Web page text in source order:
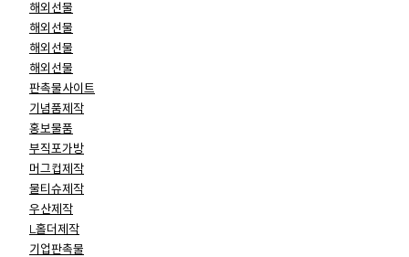
해외선물
해외선물
해외선물
해외선물
판촉물사이트
기념품제작
홍보물품
부직포가방
머그컵제작
물티슈제작
우산제작
L홀더제작
기업판촉물